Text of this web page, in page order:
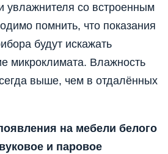
увлажнителя со встроенным
помнить, что показания
будут искажать
микроклимата. Влажность
выше, чем в отдалённых
на мебели белого
и паровое